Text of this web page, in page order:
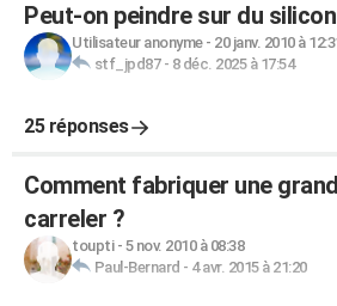
Peut-on peindre sur du
Utilisateur anonyme- 20 janv. 2010 à
stf_jpd87- 8 déc. 2025 à 17:54
25 réponses
Comment fabriquer une
carreler ?
toupti- 5 nov. 2010 à 08:38
Paul-Bernard - 4 avr. 2015 à 21:20